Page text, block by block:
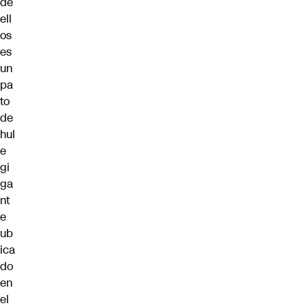
ell
os
es
un
pa
to
de
hul
e
gi
ga
nt
e
ub
ica
do
en
el